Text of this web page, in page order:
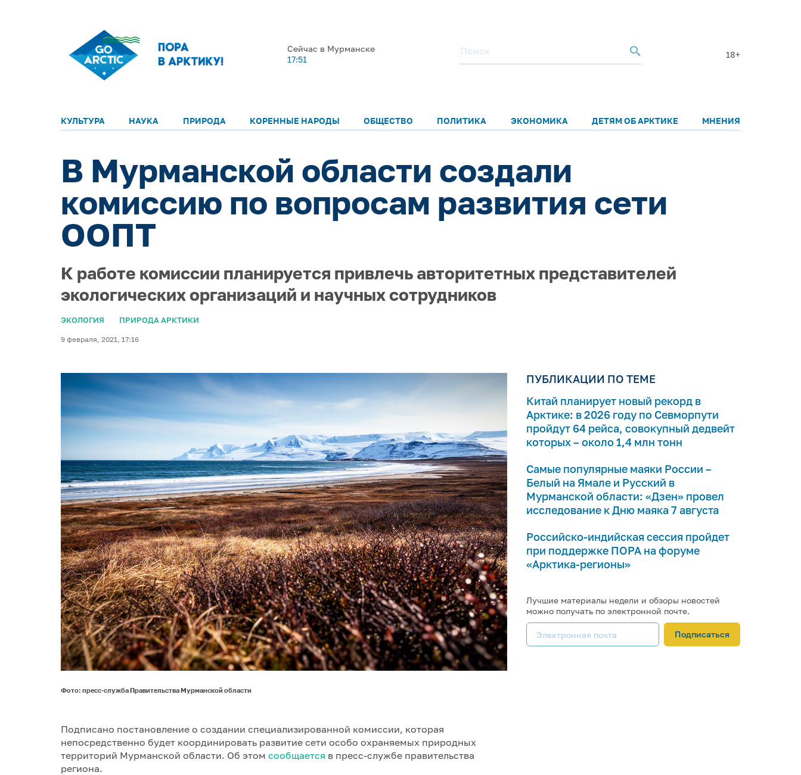
Сейчас в Мурманске
17:51
18+
КУЛЬТУРА НАУКА ПРИРОДА КОРЕННЫЕ НАРОДЫ ОБЩЕСТВО ПОЛИТИКА ЭКОНОМИКА ДЕТЯМ ОБ АРКТИКЕ МНЕНИЯ
В Мурманской области создали
комиссию по вопросам развития сети
ООПТ
К работе комиссии планируется привлечь авторитетных представителей
экологических организаций и научных сотрудников
ЭКОЛОГИЯ ПРИРОДА АРКТИКИ
9 февраля, 2021, 17:16
Фото: пресс-служба Правительства Мурманской области
Подписано постановление о создании специализированной комиссии, которая
непосредственно будет координировать развитие сети особо охраняемых природных
территорий Мурманской области. Об этом сообщается в пресс-службе правительства
региона.
ПУБЛИКАЦИИ ПО ТЕМЕ
Китай планирует новый рекорд в
Арктике: в 2026 году по Севморпути
пройдут 64 рейса, совокупный дедвейт
которых – около 1,4 млн тонн
Самые популярные маяки России –
Белый на Ямале и Русский в
Мурманской области: «Дзен» провел
исследование к Дню маяка 7 августа
Российско-индийская сессия пройдет
при поддержке ПОРА на форуме
«Арктика-регионы»
Лучшие материалы недели и обзоры новостей
можно получать по электронной почте.
Подписаться